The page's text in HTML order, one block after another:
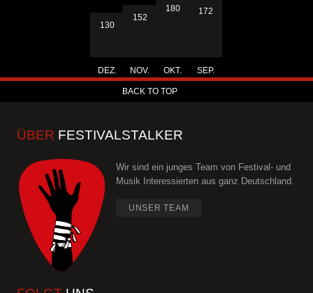
130
DEZ.
152
NOV.
180
OKT.
172
SEP.
BACK TO TOP
ÜBER FESTIVALSTALKER
Wir sind ein junges Team von Festival- und
Musik Interessierten aus ganz Deutschland.
UNSER TEAM